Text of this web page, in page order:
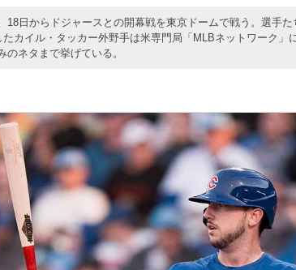
18日からドジャースとの開幕戦を東京ドームで戦う。選手
たカイル・タッカー外野手は米専門局「MLBネットワーク」
のネタまで挙げている。